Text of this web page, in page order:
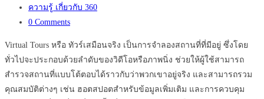
published:
Post
category:
ความรู้ เกี่ยวกับ 360
Post
0 Comments
Virtual Tours หรือ ทัวร์เสมือนจริง เป็นการจำลองสถานที่ที่มีอยู่ ซึ่งโดย
ทั่วไปจะประกอบด้วยลำดับของวิดีโอหรือภาพนิ่ง ช่วยให้ผู้ใช้สามารถ
สำรวจสถานที่แบบโต้ตอบได้ราวกับว่าพวกเขาอยู่จริง และสามารถรวม
คุณสมบัติต่างๆ เช่น ฮอตสปอตสำหรับข้อมูลเพิ่มเติม และการควบคุม